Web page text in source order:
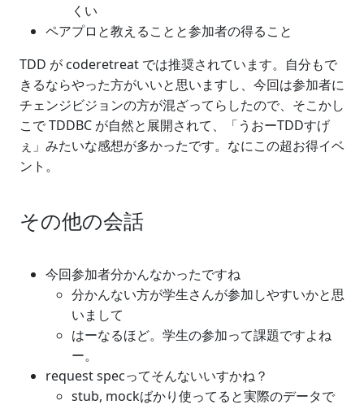
くい
ペアプロと教えることと参加者の得ること
TDD が coderetreat では推奨されています。自分もで
きるならやった方がいいと思いますし、今回は参加者に
チェンジビジョンの方が混ざってらしたので、そこかし
こで TDDBC が自然と展開されて、「うおーTDDすげ
ぇ」みたいな感想が多かったです。なにこの超お得イベ
ント。
その他の会話
今回参加者分かんなかったですね
分かんない方が学生さんが参加しやすいかと思
いまして
はーなるほど。学生の参加って課題ですよね
ー。
request specってそんないいすかね？
stub, mockばかり使ってると実際のデータで